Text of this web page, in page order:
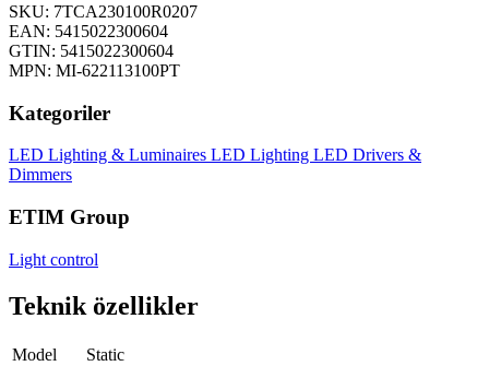
SKU: 7TCA230100R0207
EAN: 5415022300604
GTIN: 5415022300604
MPN: MI-622113100PT
Kategoriler
LED Lighting & Luminaires LED Lighting LED Drivers &
Dimmers
ETIM Group
Light control
Teknik özellikler
Model
Static